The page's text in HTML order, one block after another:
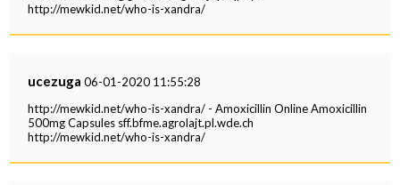
http://mewkid.net/who-is-xandra/
ucezuga 06-01-2020 11:55:28
http://mewkid.net/who-is-xandra/ - Amoxicillin Online Amoxicillin
500mg Capsules sff.bfme.agrolajt.pl.wde.ch
http://mewkid.net/who-is-xandra/